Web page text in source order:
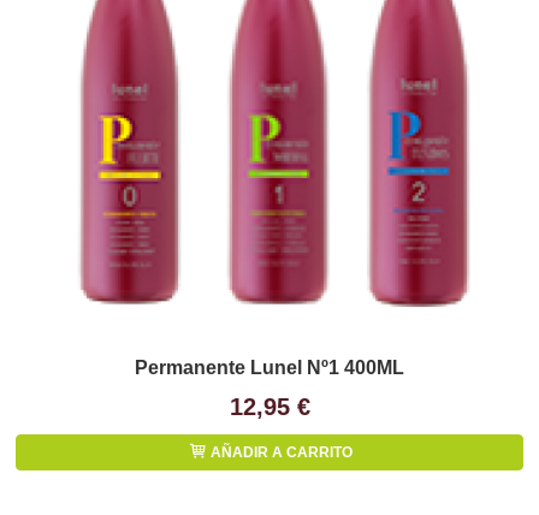
Permanente Lunel Nº1 400ML
12,95 €
AÑADIR A CARRITO